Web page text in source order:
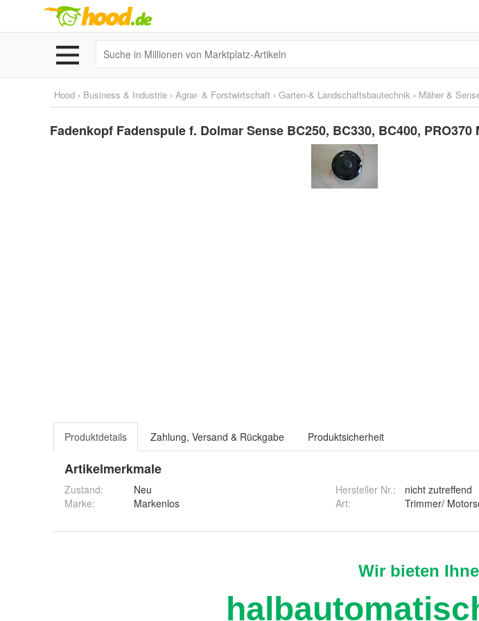
Hood › Business & Industrie › Agrar- & Forstwirtschaft › Garten-& Landschaftsbautechnik › Mäher &
Fadenkopf Fadenspule f. Dolmar Sense BC250, BC330, BC400, PRO370
Produktdetails Zahlung, Versand & Rückgabe Produktsicherheit
Artikelmerkmale
Zustand:
Neu
Marke:
Markenlos
Hersteller Nr.:
nicht zutreffend
Art: Trimmer/